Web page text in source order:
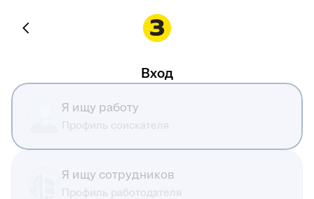
Вход
Я ищу работу
Профиль соискателя
Я ищу сотрудников
Профиль работодателя